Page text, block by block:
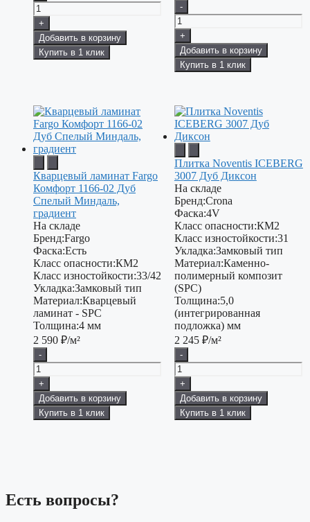
+
Добавить в корзину
Купить в 1 клик
-
+
Добавить в корзину
Купить в 1 клик
Кварцевый ламинат Fargo
Комфорт 1166-02 Дуб
Спелый Миндаль,
градиент
На складе
Бренд:Fargo
Фаска:Есть
Класс опасности:КМ2
Класс изностойкости:33/42
Укладка:Замковый тип
Материал:Кварцевый
ламинат - SPC
Толщина:4 мм
2 590 ₽/м²
-
+
Добавить в корзину
Купить в 1 клик
Плитка Noventis ICEBERG
3007 Дуб Диксон
На складе
Бренд:Crona
Фаска:4V
Класс опасности:КМ2
Класс изностойкости:31
Укладка:Замковый тип
Материал:Каменно-
полимерный композит
(SPC)
Толщина:5,0
(интегрированная
подложка) мм
2 245 ₽/м²
-
+
Добавить в корзину
Купить в 1 клик
Есть вопросы?